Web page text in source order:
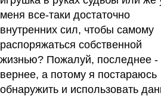
меня все-таки достаточно
внутренних сил, чтобы самому
распоряжаться собственной
жизнью? Пожалуй, последнее -
вернее, а потому я постараюсь
обнаружить и использовать